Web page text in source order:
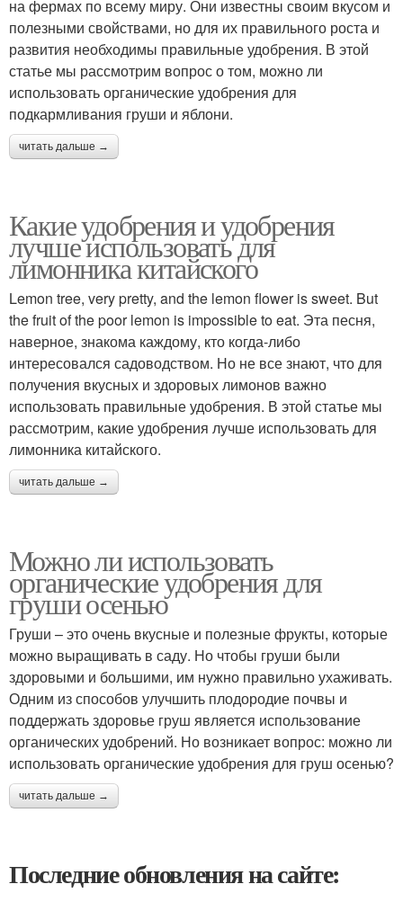
на фермах по всему миру. Они известны своим вкусом и
полезными свойствами, но для их правильного роста и
развития необходимы правильные удобрения. В этой
статье мы рассмотрим вопрос о том, можно ли
использовать органические удобрения для
подкармливания груши и яблони.
читать дальше →
Какие удобрения и удобрения
лучше использовать для
лимонника китайского
Lemon tree, very pretty, and the lemon flower is sweet. But
the fruit of the poor lemon is impossible to eat. Эта песня,
наверное, знакома каждому, кто когда-либо
интересовался садоводством. Но не все знают, что для
получения вкусных и здоровых лимонов важно
использовать правильные удобрения. В этой статье мы
рассмотрим, какие удобрения лучше использовать для
лимонника китайского.
читать дальше →
Можно ли использовать
органические удобрения для
груши осенью
Груши – это очень вкусные и полезные фрукты, которые
можно выращивать в саду. Но чтобы груши были
здоровыми и большими, им нужно правильно ухаживать.
Одним из способов улучшить плодородие почвы и
поддержать здоровье груш является использование
органических удобрений. Но возникает вопрос: можно ли
использовать органические удобрения для груш осенью?
читать дальше →
Последние обновления на сайте: